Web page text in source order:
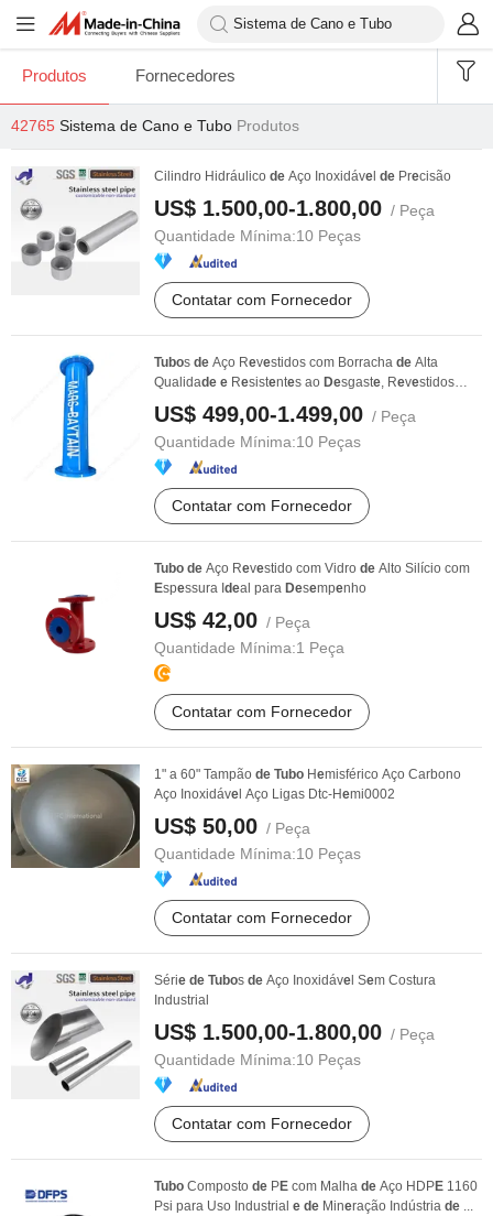
Produtos Fornecedores
42765 Sistema de Cano e Tubo Produtos
Cilindro Hidráulico de Aço Inoxidáve de Precisão
US$ 1.500,00-1.800,00 / Peça
Quantidade Mínima:10 Peças
Contatar com Fornecedor
Tubos de Aço Revestidos com Borracha de Alta
Qualidade e Resistentes ao Desgaste, Revestidos
com ...
US$ 499,00-1.499,00 / Peça
Quantidade Mínima:10 Peças
Contatar com Fornecedor
Tubo de Aço Revestido com Vidro de Alto Silício com
Espessura I deal para Desempenho
US$ 42,00 / Peça
Quantidade Mínima:1 Peça
Contatar com Fornecedor
1" a 60" Tampão de Tubo Hemisférico Aço Carbono
Aço Inoxidáve l Aço Ligas Dtc-Hemi0002
US$ 50,00 / Peça
Quantidade Mínima:10 Peças
Contatar com Fornecedor
Série de Tubos de Aço Inoxidáve l Sem Costura
Industrial
US$ 1.500,00-1.800,00 / Peça
Quantidade Mínima:10 Peças
Contatar com Fornecedor
Tubo Composto de PE com Malha de Aço HDPE 1160
Psi para Uso Industrial e de Mineração Indústria de ...